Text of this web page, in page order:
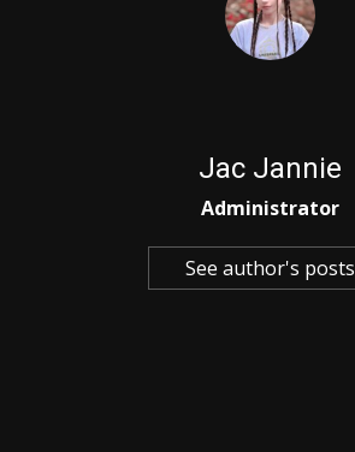
Jac Jannie
Administrator
See author's posts